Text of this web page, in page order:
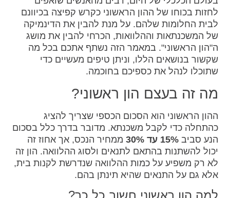
לחזות בכוחו של ההון הראשוני כקרש קפיצה בכיוונם
לבית החלומות שלהם. על מנת להבין את הדינמיקה
של המשכנתאות וההלוואות, הכרחי להבין את מושג
ה"הון הראשוני". במאמר הזה נשתף אתכם בכל מה
שקשור בנושאים הללו, וניתן טיפים מעשיים כדי
שתוכלו לנהל את כספיכם בחוכמה.
מה זה בעצם הון ראשוני?
ההון הראשוני הוא הסכום הכספי שצריך להציג
כהתחלה כדי לקבל משכנתא. מדובר בדרך כלל בסכום
הנע סביב 15% עד 30%
ממחיר הנכס, אך אחוז זה
יכול להשתנות בהתאם לתנאים ולסוג ההלוואה. הון זה
לא רק משפיע על כמות ההלוואה שנדרשת לקנות בית,
אלא גם על התנאים שהיא תינתן בהם.
למה הון ראשוני חשוב כל כך?